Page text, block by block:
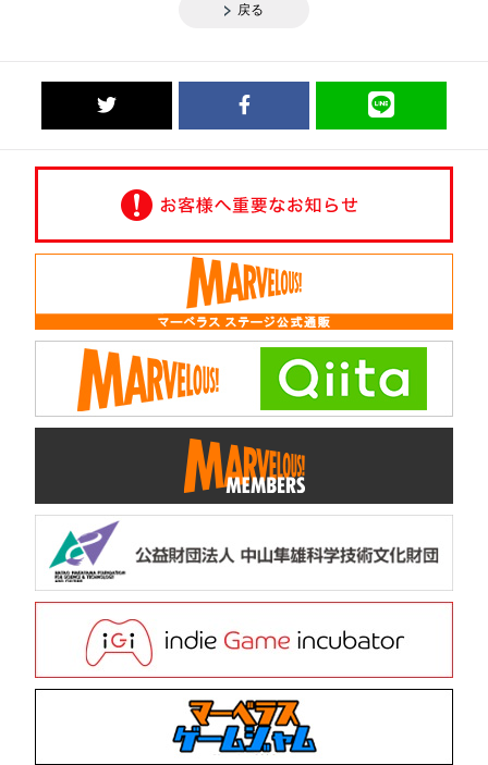
戻る